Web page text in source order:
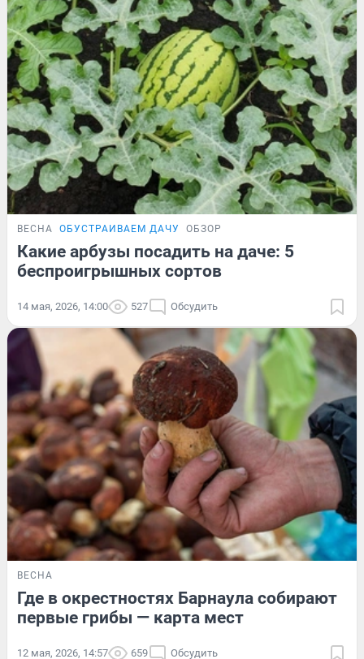
ВЕСНА ОБУСТРАИВАЕМ ДАЧУ ОБЗОР
Какие арбузы посадить на даче: 5
беспроигрышных сортов
14 мая, 2026, 14:00 527 Обсудить
ВЕСНА
Где в окрестностях Барнаула собирают
первые грибы — карта мест
12 мая, 2026, 14:57 659 Обсудить